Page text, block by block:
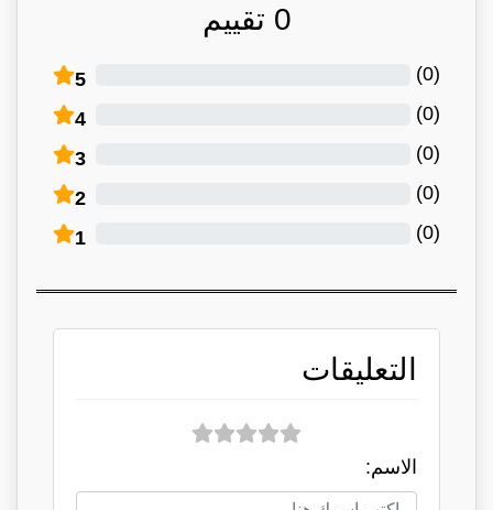
0 تقييم
5 (
0
)
4 (
0
)
3 (
0
)
2 (
0
)
1 (
0
)
التعليقات
الاسم: